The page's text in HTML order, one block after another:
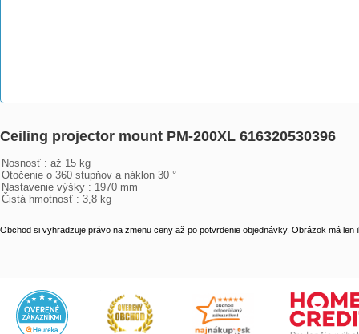
Ceiling projector mount PM-200XL 616320530396
Nosnosť : až 15 kg
Otočenie o 360 stupňov a náklon 30 °
Nastavenie výšky : 1970 mm
Čistá hmotnosť : 3,8 kg
Obchod si vyhradzuje právo na zmenu ceny až po potvrdenie objednávky. Obrázok má len